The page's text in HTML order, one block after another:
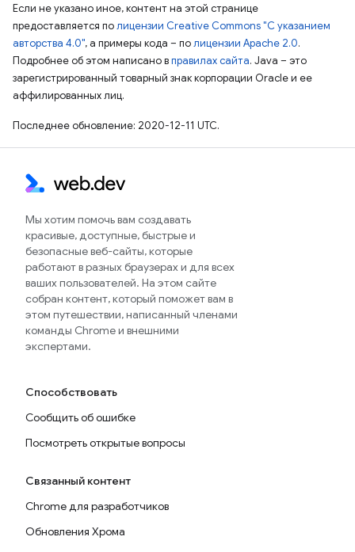
Если не указано иное, контент на этой странице
предоставляется полицензии Creative Commons "С указанием
авторства 4.0", а примеры кода – полицензии Apache 2.0.
Подробнее об этом написано вправилах сайта. Java – это
зарегистрированный товарный знак корпорации Oracle и ее
аффилированных лиц.
Последнее обновление: 2020-12-11 UTC.
Мы хотим помочь вам создавать
красивые, доступные, быстрые и
безопасные веб-сайты, которые
работают в разных браузерах и для всех
ваших пользователей. На этом сайте
собран контент, который поможет вам в
этом путешествии, написанный членами
команды Chrome и внешними
экспертами.
Способствовать
Сообщить об ошибке
Посмотреть открытые вопросы
Связанный контент
Chrome для разработчиков
Обновления Хрома